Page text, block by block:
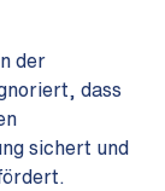
der
dass
sichert und